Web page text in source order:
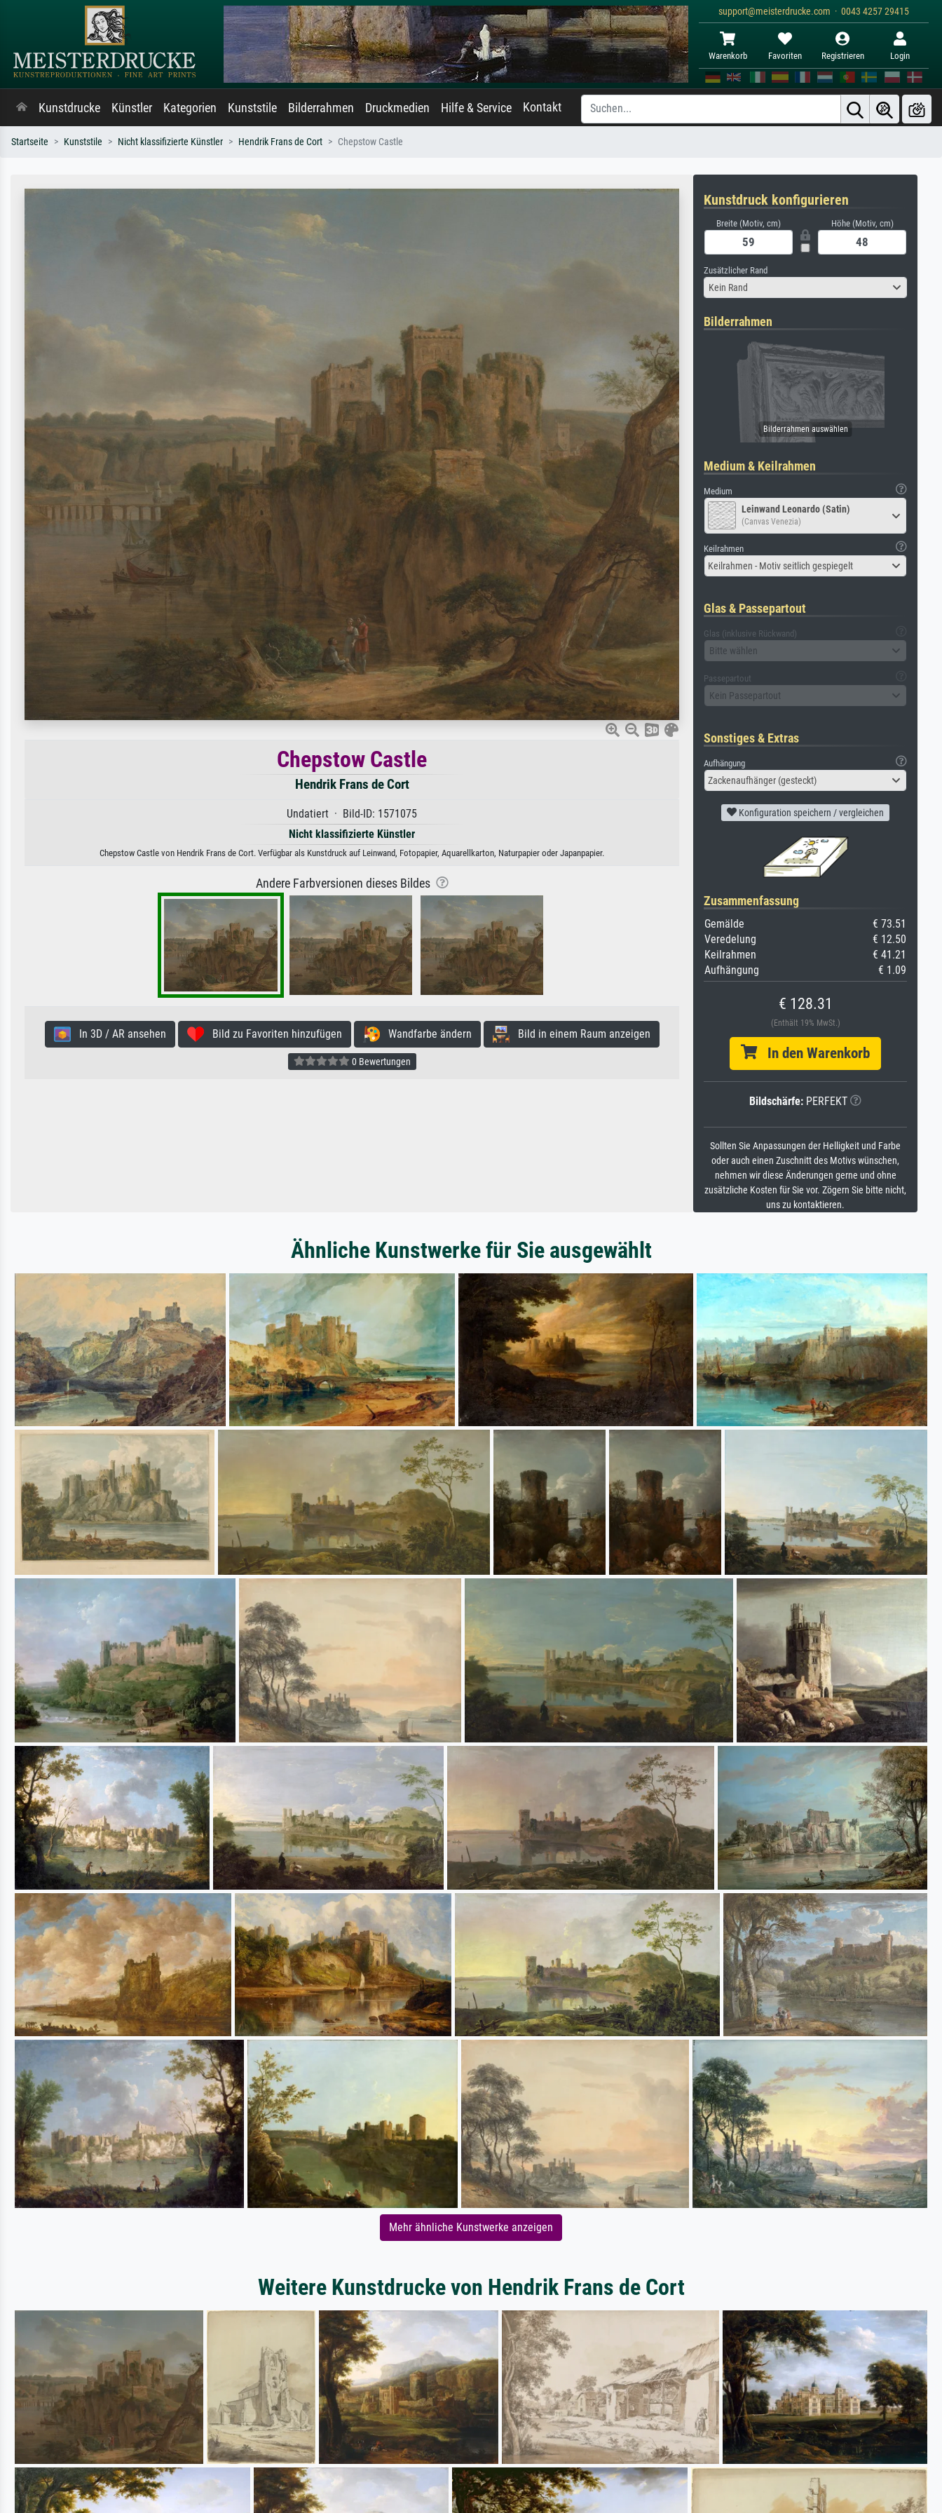
support@meisterdrucke.com · 0043 4257 29415
Warenkorb Favoriten Registrieren Login
Kunstdrucke Künstler Kategorien Kunststile Bilderrahmen Druckmedien Hilfe & Service Kontakt
Startseite Kunststile Nicht klassifizierte Künstler Hendrik Frans de Cort Chepstow Castle
Chepstow Castle
Hendrik Frans de Cort
Undatiert · Bild-ID: 1571075
Nicht klassifizierte Künstler
Chepstow Castle von Hendrik Frans de Cort. Verfügbar als Kunstdruck auf Leinwand, Fotopapier, Aquarellkarton, Naturpapier oder Japanpapier.
Andere Farbversionen dieses Bildes
In 3D / AR ansehen Bild zu Favoriten hinzufügen Wandfarbe ändern Bild in einem Raum anzeigen
0 Bewertungen
Kunstdruck konfigurieren
Breite (Motiv, cm) Höhe (Motiv, cm)
Zusätzlicher Rand
Kein Rand
Bilderrahmen
Medium & Keilrahmen
Medium
Leinwand Leonardo (Satin)
(Canvas Venezia)
Keilrahmen
Keilrahmen - Motiv seitlich gespiegelt
Glas & Passepartout
Glas (inklusive Rückwand)
Bitte wählen
Passepartout
Kein Passepartout
Sonstiges & Extras
Aufhängung
Zackenaufhänger (gesteckt)
Konfiguration speichern / vergleichen
Zusammenfassung
Gemälde
€ 73.51
Veredelung
€ 12.50
Keilrahmen
€ 41.21
Aufhängung
€ 1.09
€ 128.31
(Enthält 19% MwSt.)
In den Warenkorb
Bildschärfe: PERFEKT
Sollten Sie Anpassungen der Helligkeit und Farbe
oder auch einen Zuschnitt des Motivs wünschen,
nehmen wir diese Änderungen gerne und ohne
zusätzliche Kosten für Sie vor. Zögern Sie bitte nicht,
uns zu kontaktieren.
Ähnliche Kunstwerke für Sie ausgewählt
Mehr ähnliche Kunstwerke anzeigen
Weitere Kunstdrucke von Hendrik Frans de Cort